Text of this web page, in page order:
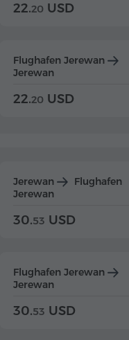
22.20 USD
Flughafen Jerewan
Jerewan
22.20 USD
Jerewan
Flughafen
Jerewan
30.53 USD
Flughafen Jerewan
Jerewan
30.53 USD